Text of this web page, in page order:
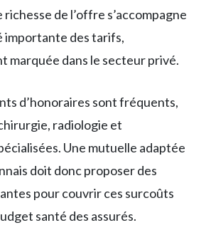
de l’offre s’accompagne
importante des tarifs,
marquée dans le secteur privé.
d’honoraires sont fréquents,
radiologie et
Une mutuelle adaptée
doit donc proposer des
pour couvrir ces surcoûts
santé des assurés.